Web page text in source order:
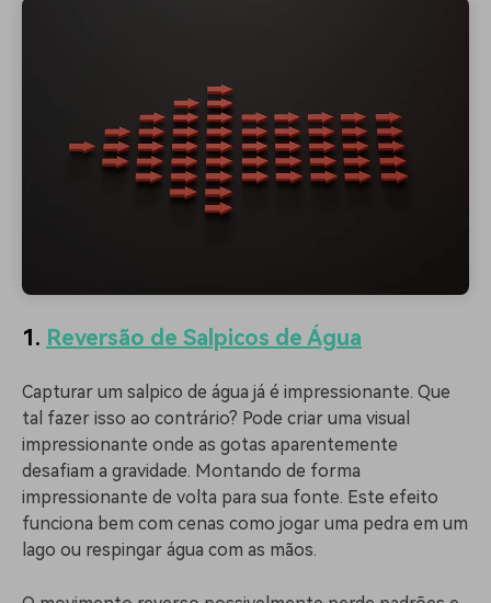
1. Reversão de Salpicos de Água
Capturar um salpico de água já é impressionante. Que
tal fazer isso ao contrário? Pode criar uma visual
impressionante onde as gotas aparentemente
desafiam a gravidade. Montando de forma
impressionante de volta para sua fonte. Este efeito
funciona bem com cenas como jogar uma pedra em um
lago ou respingar água com as mãos.